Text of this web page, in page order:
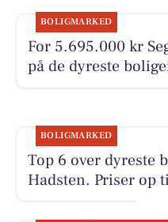
BOLIGMARKED
For 5.695.000 kr
på de dyreste
BOLIGMARKED
Top 6 over dyreste
Hadsten. Priser op